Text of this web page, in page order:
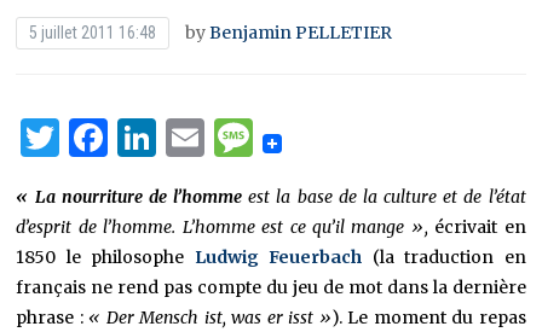
5 juillet 2011 16:48 byBenjamin PELLETIER
Twitter
Facebook
LinkedIn
EmailMessage
« La nourriture de l’hommeest la base de la culture et de l’état
d’esprit de l’homme. L’homme est ce qu’il mange », écrivait en
1850 le philosophe Ludwig Feuerbach (la traduction en
français ne rend pas compte du jeu de mot dans la dernière
phrase : « Der Mensch ist, was er isst »). Le moment du repas